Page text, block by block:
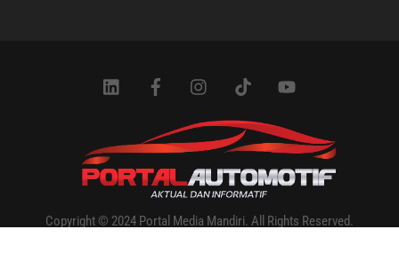
Icon
Icon
Icon
Icon
Icon
Copyright © 2024 Portal Media Mandiri. All Rights Reserved.